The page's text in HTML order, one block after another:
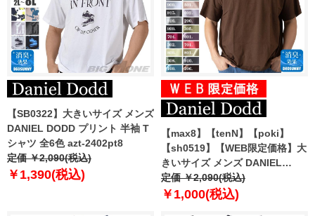
【SB0322】大きいサイズ メンズ
DANIEL DODD プリント 半袖 T
シャツ 全6色 azt-2402pt8
定価 ￥2,090(税込)
￥1,390(税込)
【max8】【tenN】【poki】
【sh0519】【WEB限定価格】大
きいサイズ メンズ DANIEL
DODD 半袖 Tシャツ 無地 半袖T
シャツ 10L対応 azt-009005 緊急
定価 ￥2,090(税込)
￥1,000(税込)